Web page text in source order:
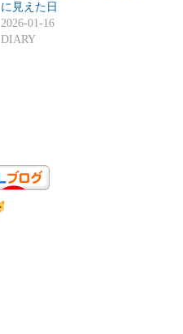
に見えた日
2026-01-16
DIARY